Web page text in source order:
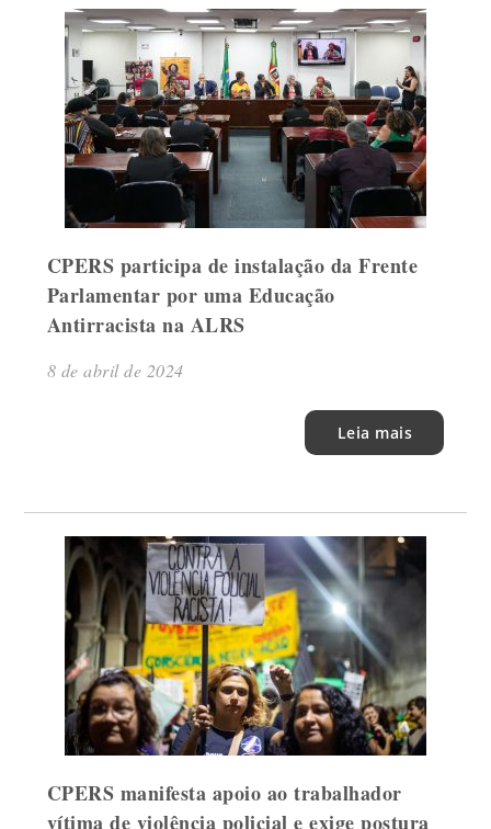
CPERS participa de instalação da Frente
Parlamentar por uma Educação
Antirracista na ALRS
8 de abril de 2024
Leia mais
CPERS manifesta apoio ao trabalhador
vítima de violência policial e exige postura